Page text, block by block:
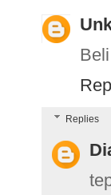
Replies